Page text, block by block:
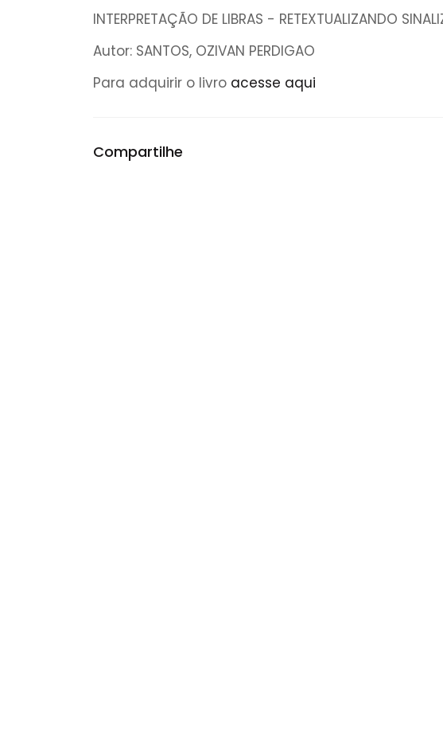
INTERPRETAÇÃO DE LIBRAS - RETEXTUALIZANDO
Autor: SANTOS, OZIVAN PERDIGAO
Para adquirir o livro acesse aqui
Compartilhe